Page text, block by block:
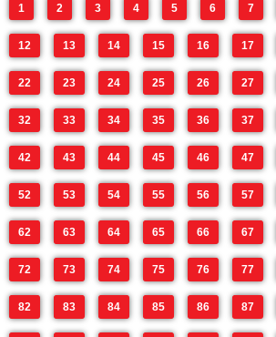
1 2 3 4 5 6 7
12 13 14 15 16 17
22 23 24 25 26 27
32 33 34 35 36 37
42 43 44 45 46 47
52 53 54 55 56 57
62 63 64 65 66 67
72 73 74 75 76 77
82 83 84 85 86 87